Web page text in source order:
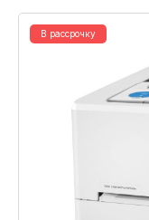
В рассрочку